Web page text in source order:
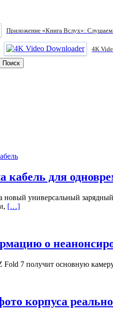
Приложение «Книга Вслух»:
4K
кабель для
новый универсальный
[…]
о
Fold 7 получит основную
корпуса